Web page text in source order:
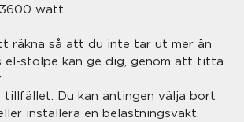
3600 watt
räkna så att du inte tar ut mer än
el-stolpe kan ge dig, genom att titta
tillfället. Du kan antingen välja bort
installera en belastningsvakt.